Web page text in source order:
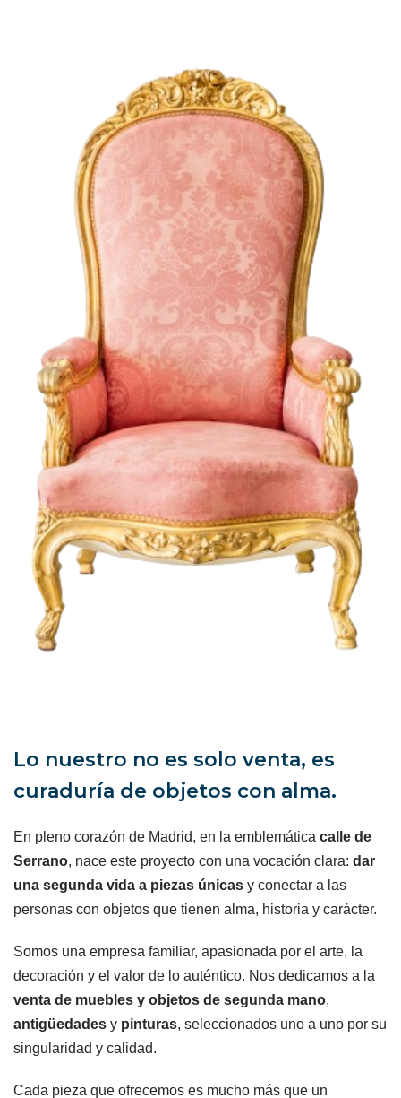
Lo nuestro no es solo venta, es
curaduría de objetos con alma.
En pleno corazón de Madrid, en la emblemática calle de
Serrano, nace este proyecto con una vocación clara: dar
una segunda vida a piezas únicas y conectar a las
personas con objetos que tienen alma, historia y carácter.
Somos una empresa familiar, apasionada por el arte, la
decoración y el valor de lo auténtico. Nos dedicamos a la
venta de muebles y objetos de segunda mano,
antigüedades y pinturas, seleccionados uno a uno por su
singularidad y calidad.
Cada pieza que ofrecemos es mucho más que un